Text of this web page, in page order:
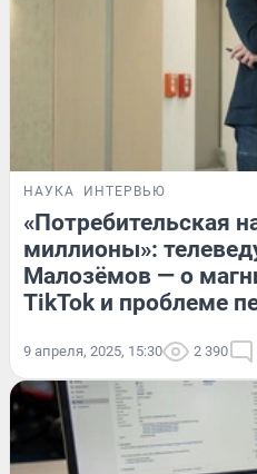
НАУКА ИНТЕРВЬЮ
«Потребительская
миллионы»:
Малозёмов — о
TikTok и проблеме
9 апреля, 2025, 15:30 2 390